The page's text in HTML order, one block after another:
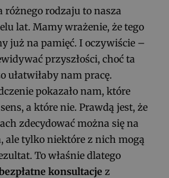
różnego rodzaju to nasza
lat. Mamy wrażenie, że tego
już na pamięć. I oczywiście –
przyszłości, choć ta
ułatwiłaby nam pracę.
pokazało nam, które
a które nie. Prawdą jest, że
zdecydować można się na
ale tylko niektóre z nich mogą
To właśnie dlatego
konsultacje z